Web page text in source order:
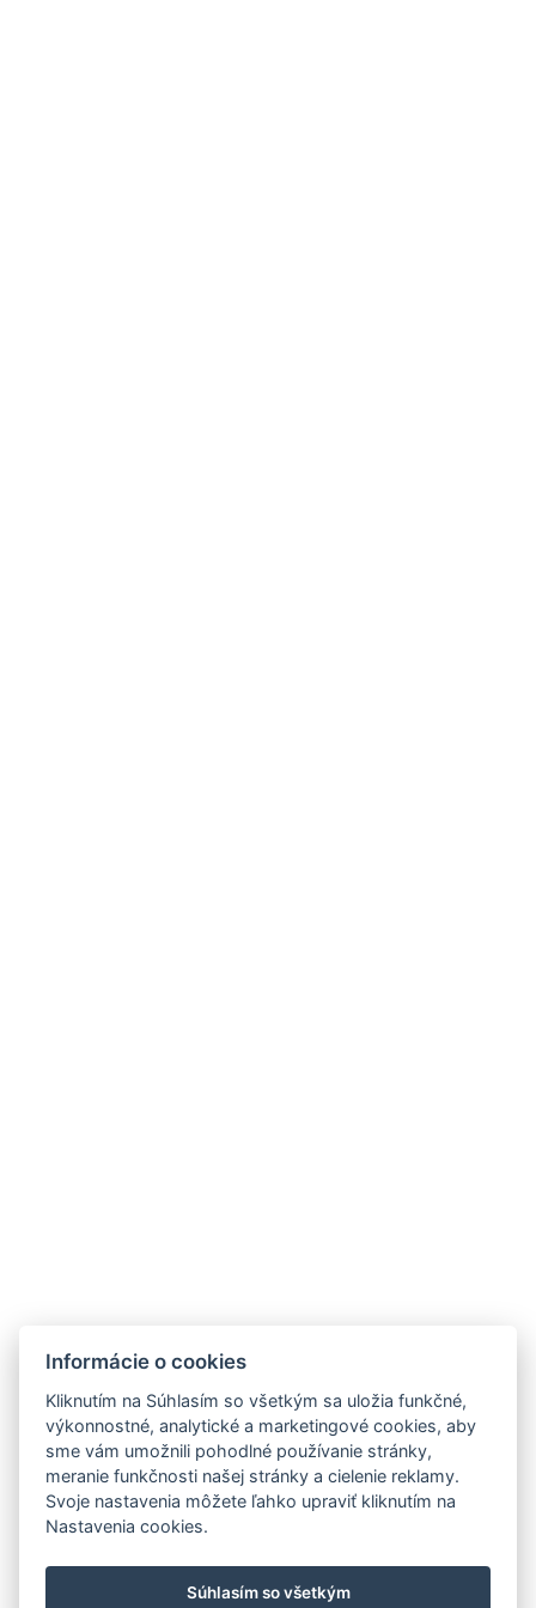
Penzión Marína
Hviezdoslávovo námestie č.1667/36,
02601 Dolný Kubín
Telefón: + 421 43 58 31 400
Informácie o cookies
Kliknutím na Súhlasím so všetkým sa uložia funkčné,
výkonnostné, analytické a marketingové cookies, aby
sme vám umožnili pohodlné používanie stránky,
meranie funkčnosti našej stránky a cielenie reklamy.
Svoje nastavenia môžete ľahko upraviť kliknutím na
Nastavenia cookies.
Súhlasím so všetkým